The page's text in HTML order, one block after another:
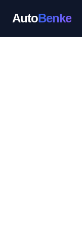
AutoBenke